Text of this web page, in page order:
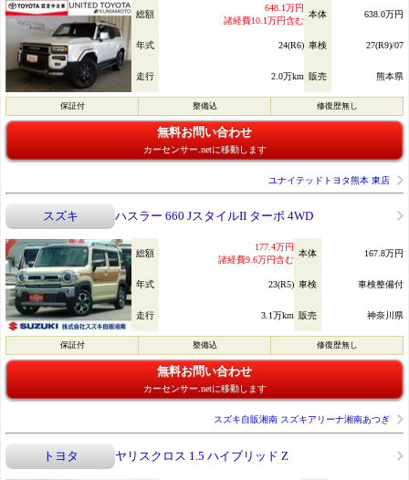
総額
648.1万円
諸経費10.1万円含む
本体 638.0万円
年式 24(R6) 車検 27(R9)/07
走行 2.0万km 販売 熊本県
保証付 整備込 修復歴無し
無料お問い合わせ
カーセンサー.netに移動します
ユナイテッドトヨタ熊本 東店
スズキ ハスラー 660 JスタイルII ターボ 4WD
総額
177.4万円
諸経費9.6万円含む
本体 167.8万円
年式 23(R5) 車検 車検整備付
走行 3.1万km 販売 神奈川県
保証付 整備込 修復歴無し
無料お問い合わせ
カーセンサー.netに移動します
スズキ自販湘南 スズキアリーナ湘南あつぎ
トヨタ ヤリスクロス 1.5 ハイブリッド Z